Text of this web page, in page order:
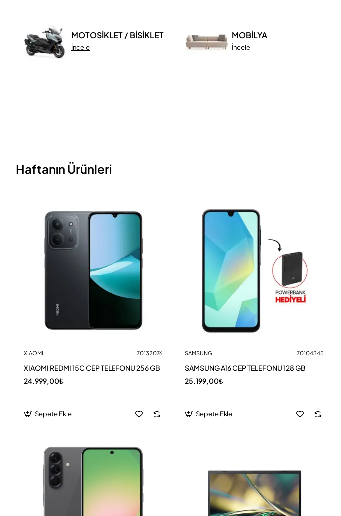
MOTOSİKLET / BİSİKLET
İncele
MOBİLYA
İncele
Haftanın Ürünleri
XIAOMI 70132076
XIAOMI REDMI 15C CEP TELEFONU 256 GB
24.999,00₺
Sepete Ekle
SAMSUNG 70104345
SAMSUNG A16 CEP TELEFONU 128 GB
25.199,00₺
Sepete Ekle